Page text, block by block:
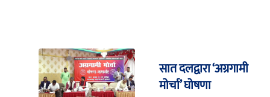
सात दलद्वारा ‘अग्रगामी
मोर्चा’ घोषणा